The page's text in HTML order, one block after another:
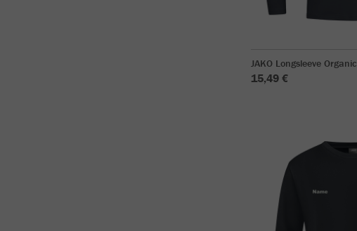
JAKO Longsleeve Organic
15,49 €